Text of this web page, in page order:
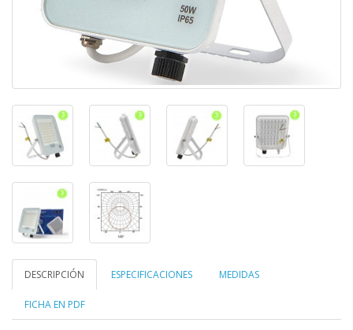
DESCRIPCIÓN ESPECIFICACIONES MEDIDAS
FICHA EN PDF